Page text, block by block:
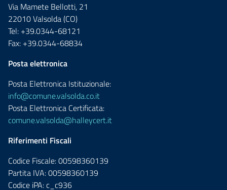
Via Mamete Bellotti, 21
22010 Valsolda (CO)
Tel: +39.0344-68121
Fax: +39.0344-68834
Posta elettronica
Posta Elettronica Istituzionale:
info@comune.valsolda.co.it
Posta Elettronica Certificata:
comune.valsolda@halleycert.it
Riferimenti Fiscali
Codice Fiscale: 00598360139
Partita IVA: 00598360139
Codice iPA: c_c936